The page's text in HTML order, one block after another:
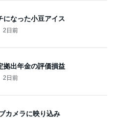
になった小豆アイス
2日前
拠出年金の評価損益
2日前
カメラに映り込み